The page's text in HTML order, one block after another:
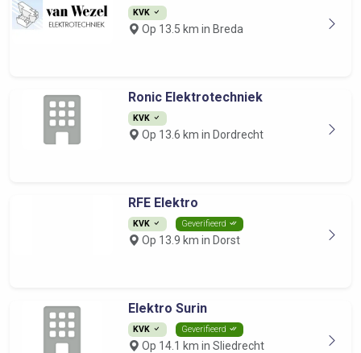
KVK
Op 13.5 km in Breda
Ronic Elektrotechniek
KVK
Op 13.6 km in Dordrecht
RFE Elektro
KVK Geverifieerd
Op 13.9 km in Dorst
Elektro Surin
KVK Geverifieerd
Op 14.1 km in Sliedrecht